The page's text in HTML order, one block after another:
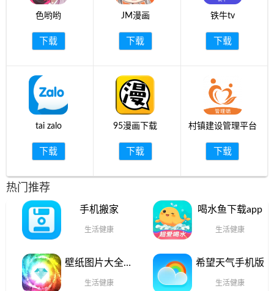
色哟哟
下载
JM漫画
下载
铁牛tv
下载
tai zalo
下载
95漫画下载
下载
村镇建设管理平台
下载
热门推荐
手机搬家
生活健康
喝水鱼下载app
生活健康
壁纸图片大全最
生活健康
希望天气手机版
生活健康